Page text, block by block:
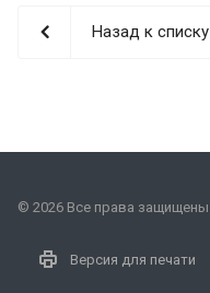
Назад к списку
© 2026 Все права защищены.
Версия для печати